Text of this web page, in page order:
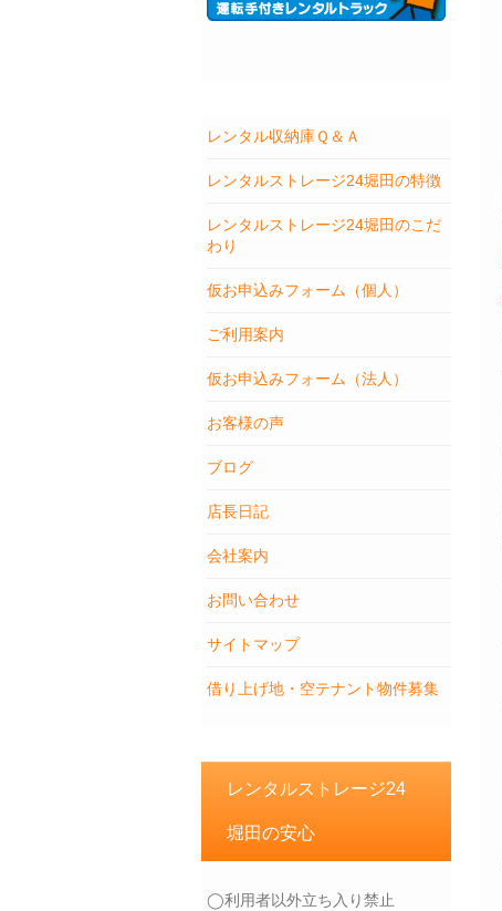
レンタル収納庫Ｑ＆Ａ
レンタルストレージ24堀田の特徴
レンタルストレージ24堀田のこだ
わり
仮お申込みフォーム（個人）
ご利用案内
仮お申込みフォーム（法人）
お客様の声
ブログ
店長日記
会社案内
お問い合わせ
サイトマップ
借り上げ地・空テナント物件募集
レンタルストレージ24
堀田の安心
◯利用者以外立ち入り禁止